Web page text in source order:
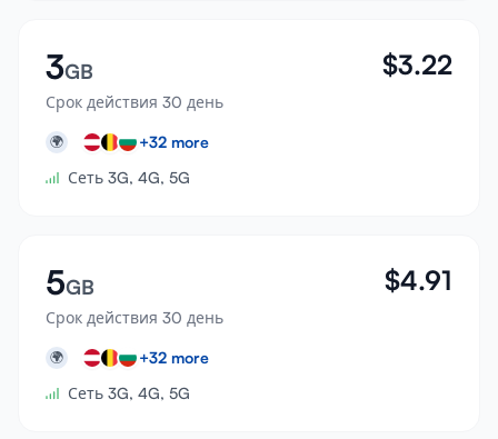
3GB
Срок действия 30 день
$3.22
🌍 +32 more
Сеть 3G, 4G, 5G
5GB
Срок действия 30 день
$4.91
🌍 +32 more
Сеть 3G, 4G, 5G